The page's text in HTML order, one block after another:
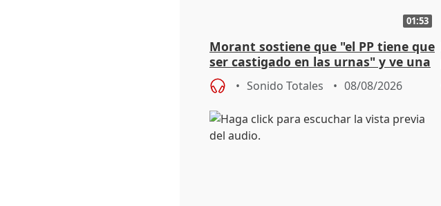
01:53
Morant sostiene que "el PP tiene que
ser castigado en las urnas" y ve una
"pulsión de cambio"
Sonido Totales 08/08/2026